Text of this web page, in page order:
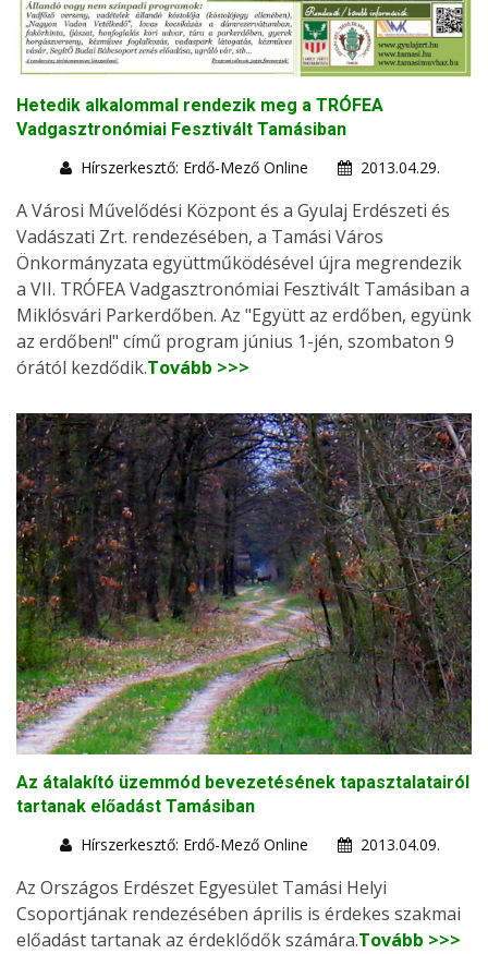
Hetedik alkalommal rendezik meg a TRÓFEA
Vadgasztronómiai Fesztivált Tamásiban
Hírszerkesztő: Erdő-Mező Online
2013.04.29.
A Városi Művelődési Központ és a Gyulaj Erdészeti és
Vadászati Zrt. rendezésében, a Tamási Város
Önkormányzata együttműködésével újra megrendezik
a VII. TRÓFEA Vadgasztronómiai Fesztivált Tamásiban a
Miklósvári Parkerdőben. Az "Együtt az erdőben, együnk
az erdőben!" című program június 1-jén, szombaton 9
órától kezdődik.Tovább >>>
Az átalakító üzemmód bevezetésének tapasztalatairól
tartanak előadást Tamásiban
Hírszerkesztő: Erdő-Mező Online
2013.04.09.
Az Országos Erdészet Egyesület Tamási Helyi
Csoportjának rendezésében április is érdekes szakmai
előadást tartanak az érdeklődők számára.Tovább >>>